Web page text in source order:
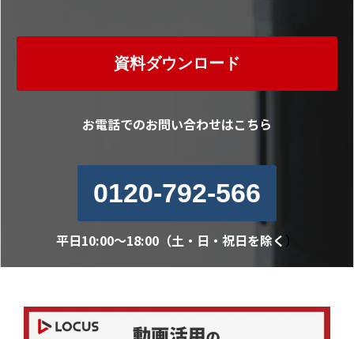
資料ダウンロード
お電話でのお問い合わせはこちら
0120-792-566
平日10:00～18:00（土・日・祝日を除く ）